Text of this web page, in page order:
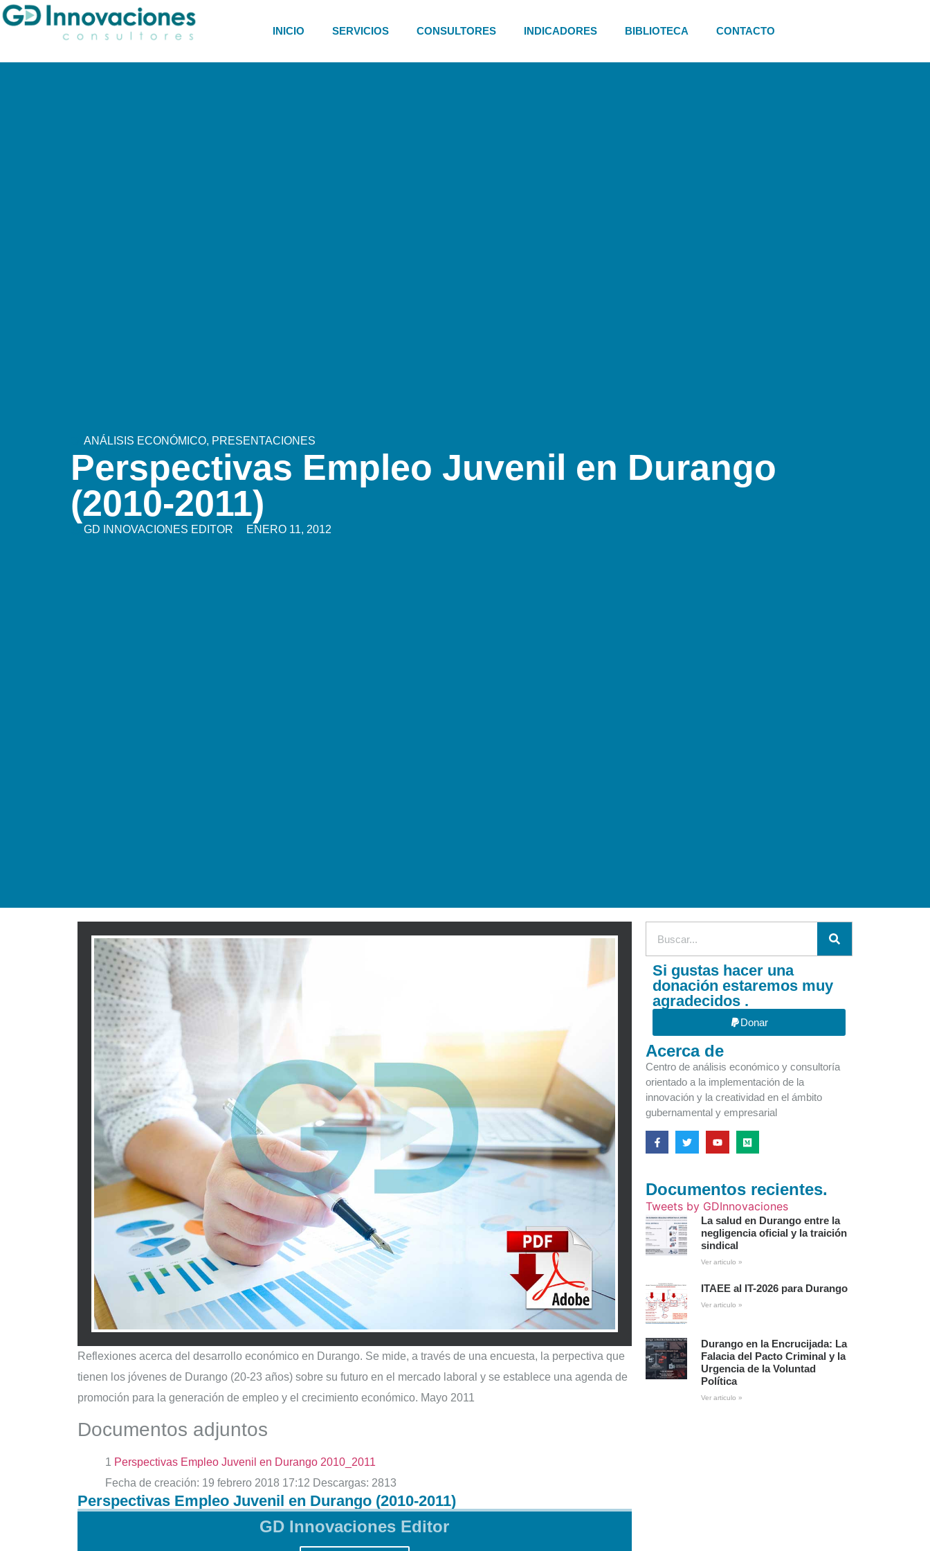
INICIO SERVICIOS CONSULTORES INDICADORES BIBLIOTECA CONTACTO
ANÁLISIS ECONÓMICO, PRESENTACIONES
Perspectivas Empleo Juvenil en Durango
(2010-2011)
GD INNOVACIONES EDITOR ENERO 11, 2012
Reflexiones acerca del desarrollo económico en Durango. Se mide, a través de una encuesta, la perpectiva que
tienen los jóvenes de Durango (20-23 años) sobre su futuro en el mercado laboral y se establece una agenda de
promoción para la generación de empleo y el crecimiento económico. Mayo 2011
Documentos adjuntos
1 Perspectivas Empleo Juvenil en Durango 2010_2011
Fecha de creación: 19 febrero 2018 17:12 Descargas: 2813
Perspectivas Empleo Juvenil en Durango (2010-2011)
GD Innovaciones Editor
Si gustas hacer una
donación estaremos muy
agradecidos .
Donar
Acerca de
Centro de análisis económico y consultoría
orientado a la implementación de la
innovación y la creatividad en el ámbito
gubernamental y empresarial
Documentos recientes.
Tweets by GDInnovaciones
La salud en Durango entre la
negligencia oficial y la traición
sindical
Ver articulo »
ITAEE al IT-2026 para Durango
Ver articulo »
Durango en la Encrucijada: La
Falacia del Pacto Criminal y la
Urgencia de la Voluntad
Política
Ver articulo »